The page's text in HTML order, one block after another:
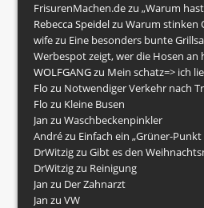
FrisurenMachen.dezu„Warum
Rebecca SpeidelzuWarum stinken
wifezu Eine besonders bunte
Werbespot zeigt, wer die Hosen an
WOLFGANGzu Mein schatz=> ich
Flo zu Notwendiger Verkehr nach
Flo zu Kleine Busen
Jan zuWaschbeckenpinkler
Andrézu Einfach ein „Grüner-Punkt
DrWitzigzuGibt es den
DrWitzigzu Reinigung
Jan zu Der Zahnarzt
Jan zuVW